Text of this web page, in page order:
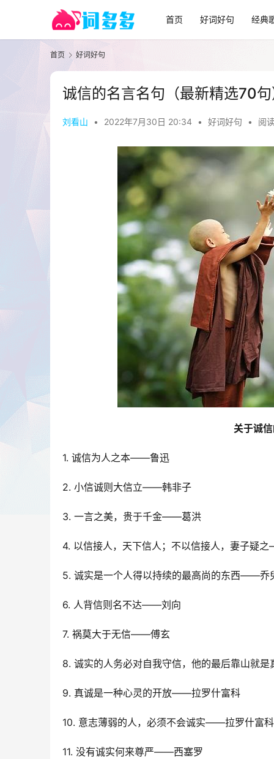
首页 好词好句 经典
首页 好词好句
诚信的名言名句（最新精选70句
刘看山 • 2022年7月30日 20:34 • 好词好句 • 阅
关于诚
1. 诚信为人之本――鲁迅
2. 小信诚则大信立――韩非子
3. 一言之美，贵于千金――葛洪
4. 以信接人，天下信人；不以信接人，妻子疑
5. 诚实是一个人得以持续的最高尚的东西——乔
6. 人背信则名不达——刘向
7. 祸莫大于无信――傅玄
8. 诚实的人务必对自我守信，他的最后靠山就
9. 真诚是一种心灵的开放――拉罗什富科
10. 意志薄弱的人，必须不会诚实——拉罗什富科
11. 没有诚实何来尊严——西塞罗